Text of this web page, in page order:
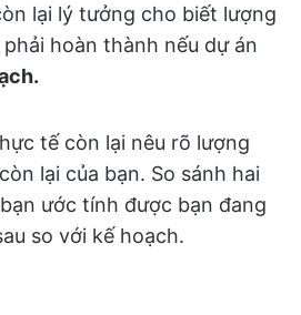
lại lý tưởng cho biết lượng
hoàn thành nếu dự án
.
tế còn lại nêu rõ lượng
lại của bạn. So sánh hai
ước tính được bạn đang
so với kế hoạch.